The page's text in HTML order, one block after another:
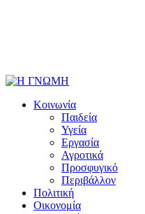
Κοινωνία
Παιδεία
Υγεία
Εργασία
Αγροτικά
Προσφυγικό
Περιβάλλον
Πολιτική
Οικονομία